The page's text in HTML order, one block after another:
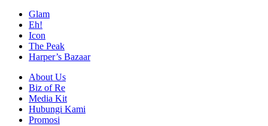
Glam
Eh!
Icon
The Peak
Harper’s Bazaar
About Us
Biz of Re
Media Kit
Hubungi Kami
Promosi